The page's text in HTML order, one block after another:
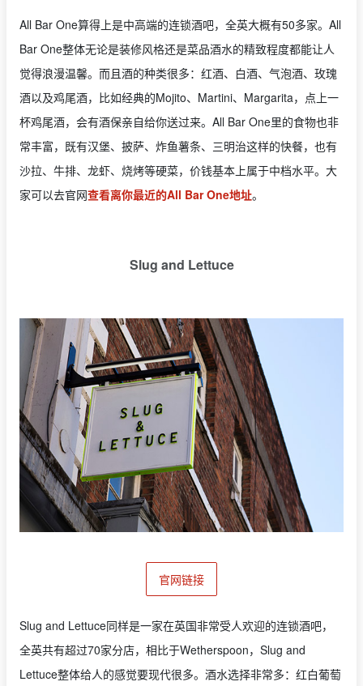
All Bar One算得上是中高端的连锁酒吧，全英大概有50多家。All
Bar One整体无论是装修风格还是菜品酒水的精致程度都能让人
觉得浪漫温馨。而且酒的种类很多：红酒、白酒、气泡酒、玫瑰
酒以及鸡尾酒，比如经典的Mojito、Martini、Margarita，点上一
杯鸡尾酒，会有酒保亲自给你送过来。All Bar One里的食物也非
常丰富，既有汉堡、披萨、炸鱼薯条、三明治这样的快餐，也有
沙拉、牛排、龙虾、烧烤等硬菜，价钱基本上属于中档水平。大
家可以去官网查看离你最近的All Bar One地址。
Slug and Lettuce
官网链接
Slug and Lettuce同样是一家在英国非常受人欢迎的连锁酒吧，
全英共有超过70家分店，相比于Wetherspoon，Slug and
Lettuce整体给人的感觉要现代很多。酒水选择非常多：红白葡萄